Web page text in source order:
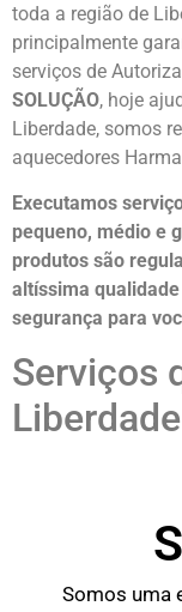
toda a região de
principalmente
serviços de
SOLUÇÃO, hoje
Liberdade, somos
aquecedores
Executamos
pequeno, médio e
produtos são
altíssima qualidade
segurança para
Serviços
Liberdade
Somos uma